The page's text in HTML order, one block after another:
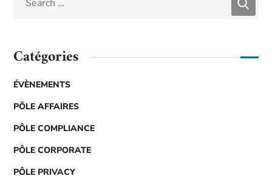
Catégories
ÉVÈNEMENTS
PÔLE AFFAIRES
PÔLE COMPLIANCE
PÔLE CORPORATE
PÔLE PRIVACY